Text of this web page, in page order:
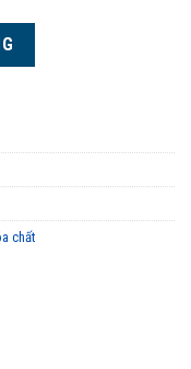
chất